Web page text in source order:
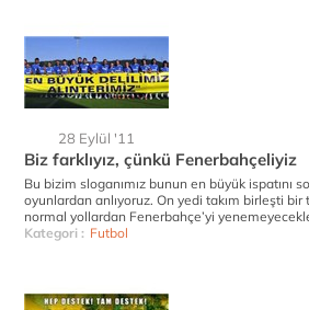
28 Eylül '11
Biz farklıyız, çünkü Fenerbahçeliyiz
Bu bizim sloganımız bunun en büyük ispatını
oyunlardan anlıyoruz. On yedi takım birleşti bir
normal yollardan Fenerbahçe’yi
Kategori : Futbol